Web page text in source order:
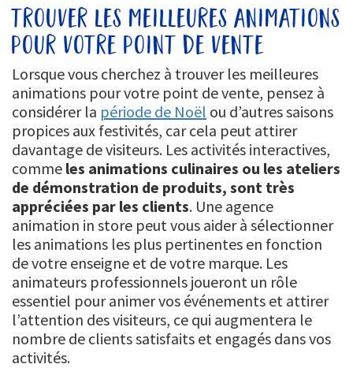
trouver les meilleures animations
pour votre point de vente
Lorsque vous cherchez à trouver les meilleures
animations pour votre point de vente, pensez à
considérer la période de Noël ou d’autres saisons
propices aux festivités, car cela peut attirer
davantage de visiteurs. Les activités interactives,
comme les animations culinaires ou les ateliers
de démonstration de produits, sont très
appréciées par les clients. Une agence
animation in store peut vous aider à sélectionner
les animations les plus pertinentes en fonction
de votre enseigne et de votre marque. Les
animateurs professionnels joueront un rôle
essentiel pour animer vos événements et attirer
l’attention des visiteurs, ce qui augmentera le
nombre de clients satisfaits et engagés dans vos
activités.